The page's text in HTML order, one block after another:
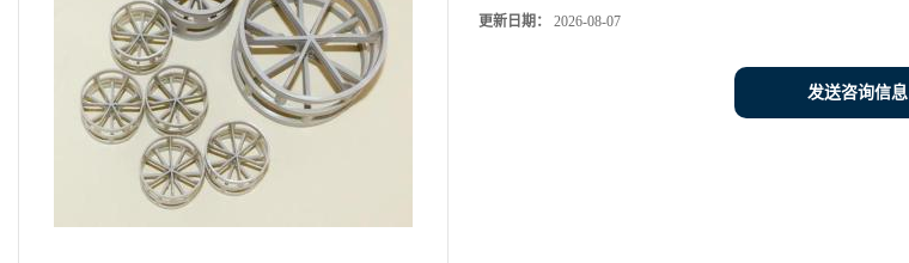
更新日期： 2026-08-07
发送咨询信息